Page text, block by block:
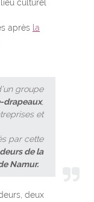
, lieu culturel
après la
groupe
drapeaux,
et
par cette
de la
Namur.
deux